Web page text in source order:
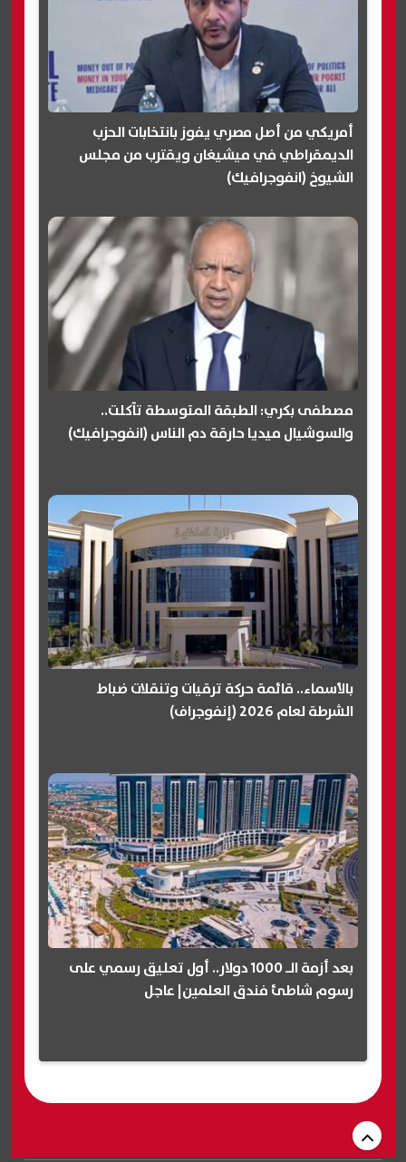
أمريكي من أصل مصري يفوز بانتخابات الحزب
الديمقراطي في ميشيغان ويقترب من مجلس
الشيوخ (انفوجرافيك)
مصطفى بكري: الطبقة المتوسطة تآكلت..
والسوشيال ميديا حارقة دم الناس (انفوجرافيك)
بالأسماء.. قائمة حركة ترقيات وتنقلات ضباط
الشرطة لعام 2026 (إنفوجراف)
بعد أزمة الـ 1000 دولار.. أول تعليق رسمي على
رسوم شاطئ فندق العلمين| عاجل